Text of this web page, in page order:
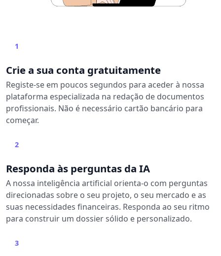
1
Crie a sua conta gratuitamente
Registe-se em poucos segundos para aceder à nossa
plataforma especializada na redação de documentos
profissionais. Não é necessário cartão bancário para
começar.
2
Responda às perguntas da IA
A nossa inteligência artificial orienta-o com perguntas
direcionadas sobre o seu projeto, o seu mercado e as
suas necessidades financeiras. Responda ao seu ritmo
para construir um dossier sólido e personalizado.
3